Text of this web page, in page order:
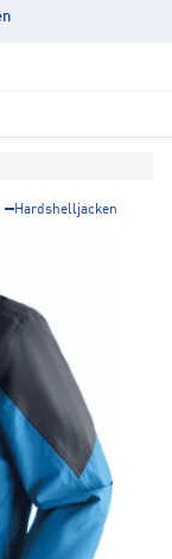
Hardshelljacken